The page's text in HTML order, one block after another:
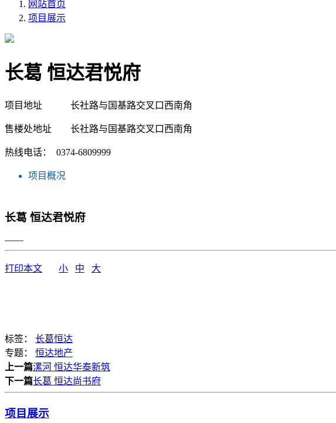
网站首页
项目展示
长葛 恒达君悦府
项目地址 长社路与国基路交叉口西南角
售楼处地址 长社路与国基路交叉口西南角
热线电话： 0374-6809999
项目概况
长葛 恒达君悦府
——
打印本文 小 中 大
标签： 长葛恒达
专题： 恒达地产
上一篇漯河 恒达华泰新筑
下一篇长葛 恒达尚书府
项目展示